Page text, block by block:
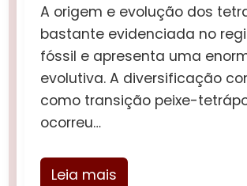
A origem e evolução dos
bastante evidenciada no
fóssil e apresenta uma
evolutiva. A diversificação
como transição peixe-
ocorreu…
Leia mais